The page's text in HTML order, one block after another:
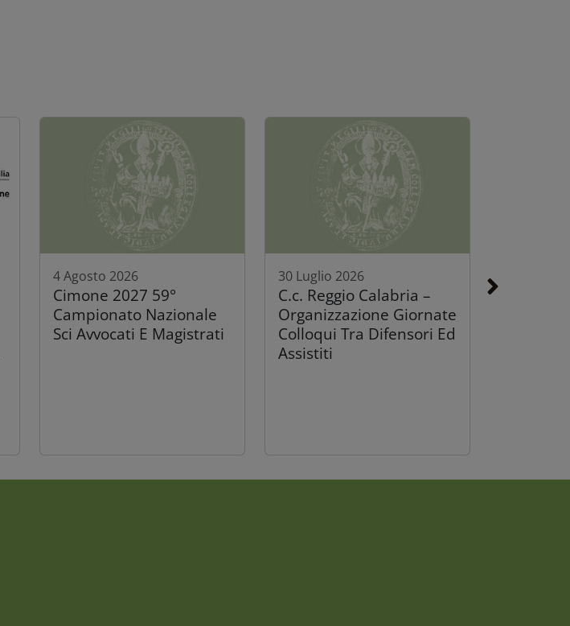
4 Agosto 2026
Cimone 2027 59°
Campionato Nazionale
Sci Avvocati E Magistrati
30 Luglio 2026
C.c. Reggio Calabria –
Organizzazione Giornate
Colloqui Tra Difensori Ed
Assistiti